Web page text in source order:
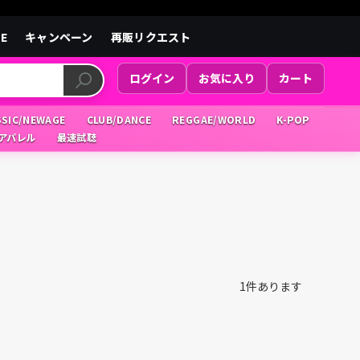
キャンペーン 再販リクエスト
ログイン お気に入り カート
NEWAGE CLUB/DANCE REGGAE/WORLD
K-POP
パレル 最速試聴
1件あります